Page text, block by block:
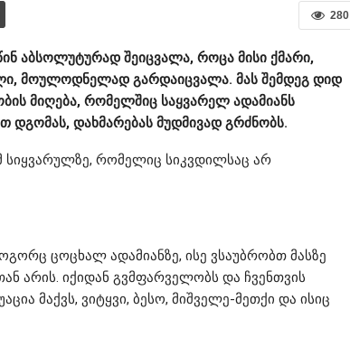
280
აბსოლუტურად შეიცვალა, როცა მისი ქმარი,
მოულოდნელად გარდაიცვალა. მას შემდეგ დიდ
მიღება, რომელშიც საყვარელ ადამიანს
დგომას, დახმარებას მუდმივად გრძნობს.
რომელიც სიკვდილსაც არ
ცოცხალ ადამიანზე, ისე ვსაუბრობთ მასზე
არის. იქიდან გვმფარველობს და ჩვენთვის
მაქვს, ვიტყვი, ბესო, მიშველე-მეთქი და ისიც